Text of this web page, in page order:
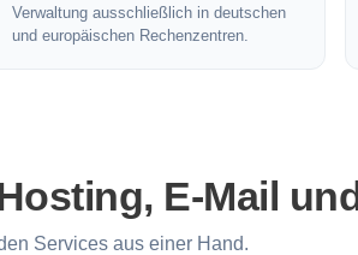
Verwaltung ausschließlich in deutschen
und europäischen Rechenzentren.
E-Mail
Services aus einer Hand.